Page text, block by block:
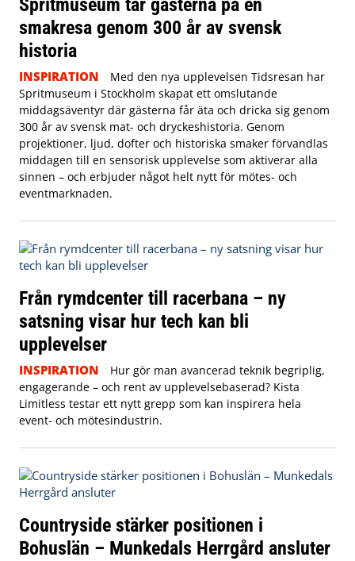
smakresa genom 300 år av svensk
historia
INSPIRATION
Med den nya upplevelsen Tidsresan har
Spritmuseum i Stockholm skapat ett omslutande
middagsäventyr där gästerna får äta och dricka sig genom
300 år av svensk mat- och dryckeshistoria. Genom
projektioner, ljud, dofter och historiska smaker förvandlas
middagen till en sensorisk upplevelse som aktiverar alla
sinnen – och erbjuder något helt nytt för mötes- och
eventmarknaden.
Från rymdcenter till racerbana – ny
satsning visar hur tech kan bli
upplevelser
INSPIRATION
Hur gör man avancerad teknik begriplig,
engagerande – och rent av upplevelsebaserad? Kista
Limitless testar ett nytt grepp som kan inspirera hela
event- och mötesindustrin.
Countryside stärker positionen i
Bohuslän – Munkedals Herrgård ansluter